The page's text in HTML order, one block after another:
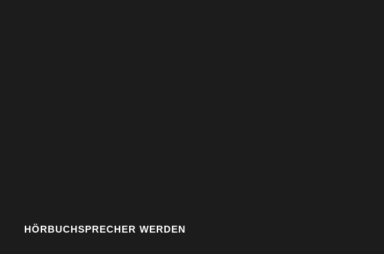
HÖRBUCHSPRECHER WERDEN